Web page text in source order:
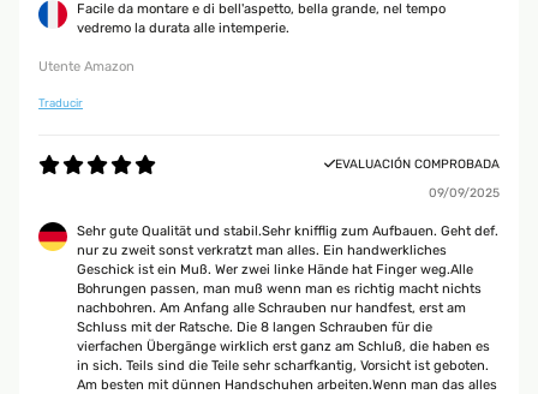
Facile da montare e di bell'aspetto, bella grande, nel tempo
vedremo la durata alle intemperie.
Utente Amazon
Traducir
EVALUACIÓN COMPROBADA
09/09/2025
Sehr gute Qualität und stabil.Sehr knifflig zum Aufbauen. Geht def.
nur zu zweit sonst verkratzt man alles. Ein handwerkliches
Geschick ist ein Muß. Wer zwei linke Hände hat Finger weg.Alle
Bohrungen passen, man muß wenn man es richtig macht nichts
nachbohren. Am Anfang alle Schrauben nur handfest, erst am
Schluss mit der Ratsche. Die 8 langen Schrauben für die
vierfachen Übergänge wirklich erst ganz am Schluß, die haben es
in sich. Teils sind die Teile sehr scharfkantig, Vorsicht ist geboten.
Am besten mit dünnen Handschuhen arbeiten.Wenn man das alles